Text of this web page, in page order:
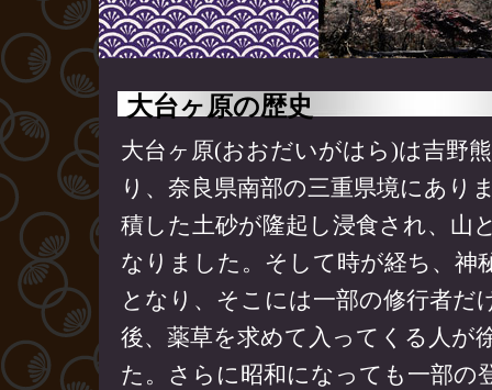
大台ヶ原の歴史
大台ヶ原(おおだいがはら)は吉野
り、奈良県南部の三重県境にあり
積した土砂が隆起し浸食され、山
なりました。そして時が経ち、神
となり、そこには一部の修行者だ
後、薬草を求めて入ってくる人が
た。さらに昭和になっても一部の